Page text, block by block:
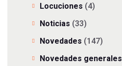
Locuciones (4)
Noticias (33)
Novedades (147)
Novedades generales